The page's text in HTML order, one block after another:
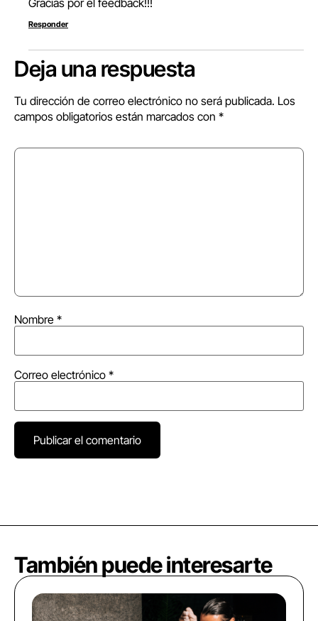
Responder
Deja una respuesta
Tu dirección de correo electrónico no será publicada. Los
campos obligatorios están marcados con *
Nombre *
Correo electrónico *
También puede interesarte